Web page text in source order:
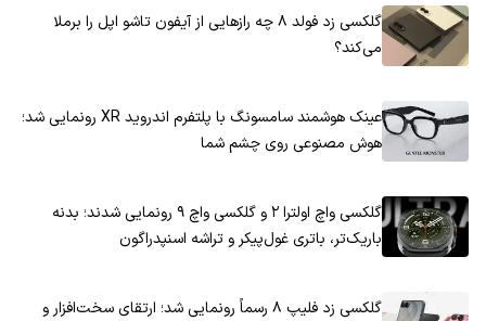
گلکسی زد فولد ۸ چه رازهایی از آیفون تاشو اپل را برملا
می‌کند؟
عینک هوشمند سامسونگ با پلتفرم اندروید XR رونمایی شد؛
هوش مصنوعی روی چشم شما
گلکسی واچ اولترا ۲ و گلکسی واچ ۹ رونمایی شدند؛ بدنه
باریک‌تر، باتری غول‌پیکر و تراشه اسنپدراگون
گلکسی زد فلیپ ۸ رسماً رونمایی شد؛ ارتقای سخت‌افزار و